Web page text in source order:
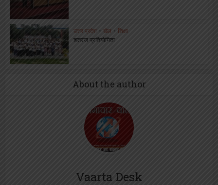
उत्तर प्रदेश • खेल • शिक्षा
शतरंज प्रतियोगिता...
About the author
Vaarta Desk